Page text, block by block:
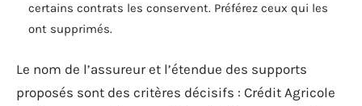
certains contrats les conservent. Préférez ceux qui les
ont supprimés.
Le nom de l’assureur et l’étendue des supports
proposés sont des critères décisifs : Crédit Agricole